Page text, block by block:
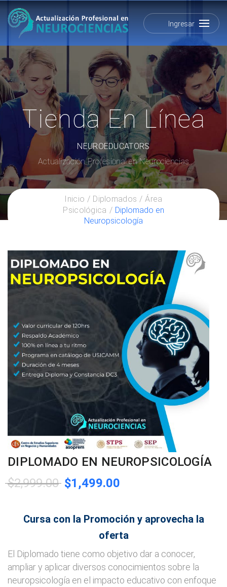
Ingresar
Tienda En Línea
NEUROEDUCATORS
Actualización Profesional en Neurociencias
Inicio Diplomados
Área
Psicológica
Diplomado en
Neuropsicología
DIPLOMADO EN NEUROPSICOLOGÍA
$2,999.00 $1,499.00
Cursa con la Promoción y aprovecha la
oferta
El Diplomado tiene como objetivo dar a conocer,
ampliar y aplicar diversos conocimientos sobre la
neuropsicología en el impacto educativo con enfoque